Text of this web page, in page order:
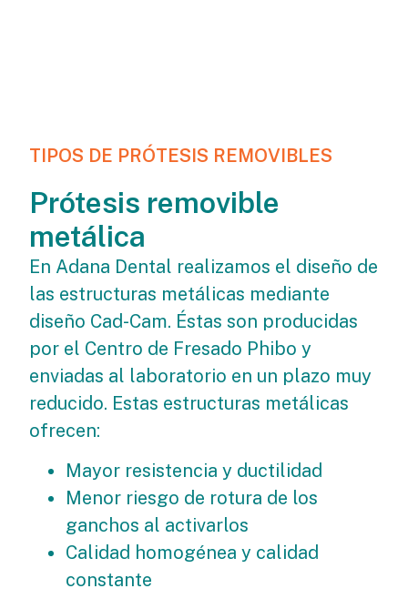
TIPOS DE PRÓTESIS REMOVIBLES
Prótesis removible
metálica
En Adana Dental realizamos el diseño de
las estructuras metálicas mediante
diseño Cad-Cam. Éstas son producidas
por el Centro de Fresado Phibo y
enviadas al laboratorio en un plazo muy
reducido. Estas estructuras metálicas
ofrecen:
Mayor resistencia y ductilidad
Menor riesgo de rotura de los
ganchos al activarlos
Calidad homogénea y calidad
constante